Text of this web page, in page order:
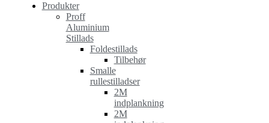
Produkter
Proff
Aluminium
Stillads
Foldestillads
Tilbehør
Smalle
rullestilladser
2M
indplankning
2M